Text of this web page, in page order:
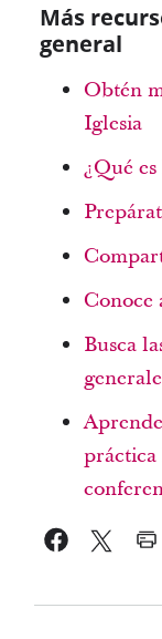
Más
general
Obtén
Iglesia
¿Qué
Conoce
Busca
práctica